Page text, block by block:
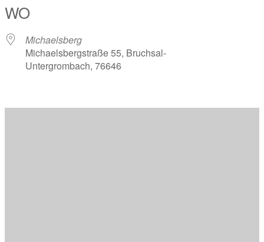
WO
Michaelsberg
Michaelsbergstraße 55, Bruchsal-
Untergrombach, 76646